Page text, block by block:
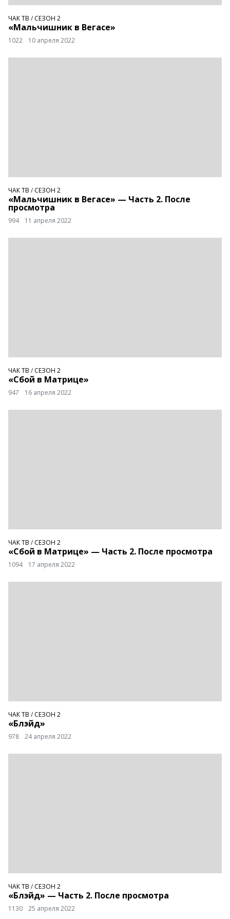
ЧАК ТВ / СЕЗОН 2
«Мальчишник в Вегасе»
1022 10 апреля 2022
ЧАК ТВ / СЕЗОН 2
«Мальчишник в Вегасе» — Часть 2. После
просмотра
994 11 апреля 2022
ЧАК ТВ / СЕЗОН 2
«Сбой в Матрице»
947 16 апреля 2022
ЧАК ТВ / СЕЗОН 2
«Сбой в Матрице» — Часть 2. После просмотра
1094 17 апреля 2022
ЧАК ТВ / СЕЗОН 2
«Блэйд»
978 24 апреля 2022
ЧАК ТВ / СЕЗОН 2
«Блэйд» — Часть 2. После просмотра
1130 25 апреля 2022